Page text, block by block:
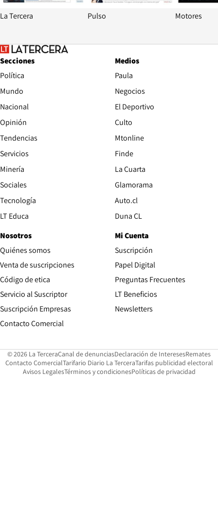
La Tercera Pulso Motores
Secciones
Política
Mundo
Nacional
Opinión
Tendencias
Servicios
Minería
Sociales
Tecnología
LT Educa
Medios
Paula
Negocios
El Deportivo
Culto
Mtonline
Finde
La Cuarta
Glamorama
Auto.clOpens in new window
Duna CLOpens in new window
Nosotros
Quiénes somos
Venta de suscripciones
Código de etica Opens in new window
Servicio al Suscriptor
Suscripción Empresas
Contacto ComercialOpens in new window
Mi Cuenta
Suscripción
Papel DigitalOpens in new
Preguntas Frecuentes
LT Beneficios
Newsletters
© 2026 La TerceraCanal de denunciasOpens in new window
Declaración de InteresesOpens in
Remates
Contacto ComercialOpens in new window
Tarifario Diario La TerceraOpens in new window
Tarifas publicidad electoral
Avisos LegalesOpens in new window
Términos y condicionesPolíticas de privacidad